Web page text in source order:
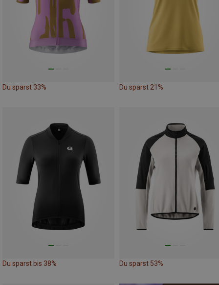
Du sparst 33% Du sparst 21%
Du sparst bis 38% Du sparst 53%